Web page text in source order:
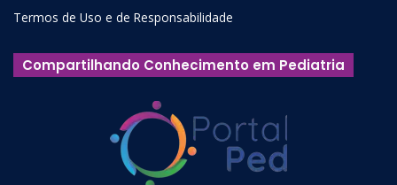
Termos de Uso e de Responsabilidade
Compartilhando Conhecimento em Pediatria